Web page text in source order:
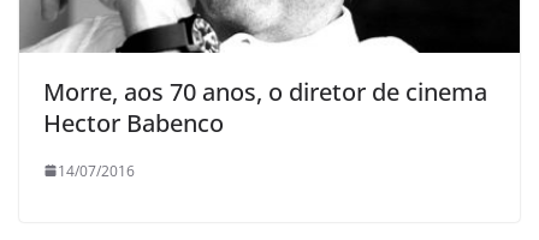
Morre, aos 70 anos, o diretor de cinema
Hector Babenco
14/07/2016